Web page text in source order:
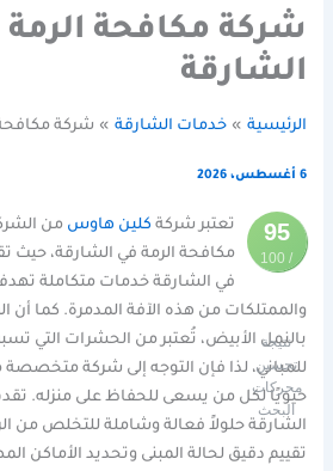
شركة مكافحة
الشارقة
الرئيسية خدمات الشارقة شركة
6 أغسطس، 2026
95
/ 100
نتيجة
تحسين
محركات
البحث
تعتبر شركةكلين هاوس من
مكافحة الرمة في الشارقة، حيث
في الشارقة خدمات متكاملة تهدف
والممتلكات من هذه الآفة المدمرة. كما أن
بالنمل الأبيض، تُعتبر من الحشرات التي
للمباني، لذا فإن التوجه إلى شركة
حيويًا لكل من يسعى للحفاظ على منزله.
الشارقة حلولاً فعالة وشاملة للتخلص من
تقييم دقيق لحالة المبنى وتحديد الأماكن